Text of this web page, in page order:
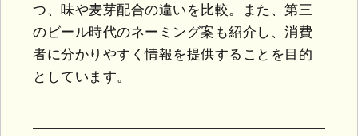
つ、味や麦芽配合の違いを比較。また、第三
のビール時代のネーミング案も紹介し、消費
者に分かりやすく情報を提供することを目的
としています。